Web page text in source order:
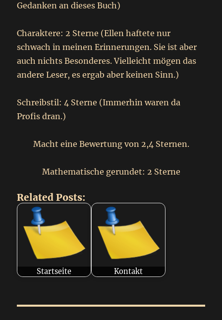
Gedanken an dieses Buch)
Charaktere: 2 Sterne (Ellen haftete nur
schwach in meinen Erinnerungen. Sie ist aber
auch nichts Besonderes. Vielleicht mögen das
andere Leser, es ergab aber keinen Sinn.)
Schreibstil: 4 Sterne (Immerhin waren da
Profis dran.)
Macht eine Bewertung von 2,4 Sternen.
Mathematische gerundet: 2 Sterne
Related Posts:
Startseite Kontakt